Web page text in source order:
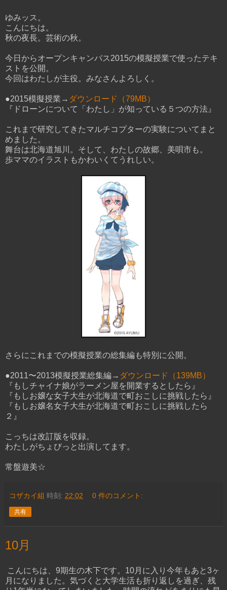
ゆみッス。
こんにちは。
秋の夜長。芸術の秋。
今日からオープンキャンパス2015の模擬授業で使ったテキ
ストを公開。
今回はわたしが主役。みなさんよろしく。
●2015模擬授業→ ダウンロード（79MB）
『ドローンについて「わたし」が知っている５つの方法』
これまで研究してきたマルチコプターの実験についてまと
めました。
舞台は北海道旭川。そして、わたしの故郷、美唄市も。
歩ママのイラストもかわいくてうれしい。
さらにこれまでの模擬授業の総集編も特別に公開。
●2011〜2013模擬授業総集編→ ダウンロード（139MB）
『もしチャイナ娘がラーメン屋を開業するとしたら』
『もしお嬢な女子大生が北海道で町おこしに挑戦したら』
『もしお嬢名女子大生が北海道で町おこしに挑戦したら
２』
こっちは改訂版を収録。
わたしがちょびっと出演してます。
常盤遊美☆
コザカイ組 時刻: 22:02 0 件のコメント:
共有
10月
こんにちは、9期生の木下です。10月に入り今年もあと3ヶ
月になりました。気づくと大学生活も折り返しを過ぎ、残